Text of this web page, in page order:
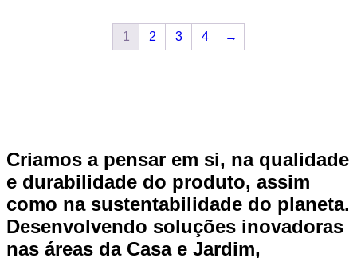
1 2 3 4 →
Criamos a pensar em si, na qualidade
e durabilidade do produto, assim
como na sustentabilidade do planeta.
Desenvolvendo soluções inovadoras
nas áreas da Casa e Jardim,